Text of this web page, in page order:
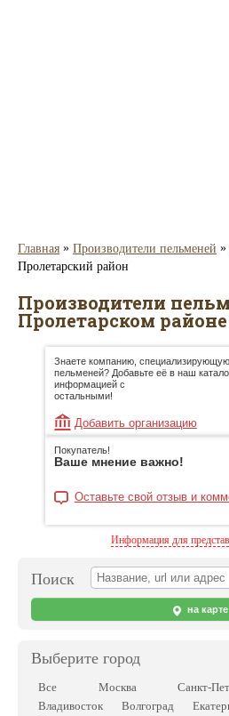
Главная » Производители пельменей »
Пролетарский район
Производители
Пролетарском
Знаете компанию,
пельменей? Добавьте её в наш
информацией с
остальными!
Добавить организацию
Покупатель!
Ваше мнение важно!
Оставьте свой отзыв и
Информация для
Поиск
на карте
Выберите город
Все Москва Санкт-
Владивосток
Волгоград